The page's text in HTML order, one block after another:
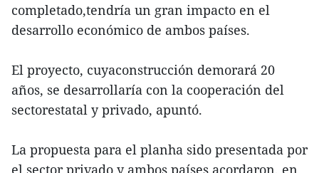
completado,tendría un gran impacto en el
desarrollo económico de ambos países.
El proyecto, cuyaconstrucción demorará 20
años, se desarrollaría con la cooperación del
sectorestatal y privado, apuntó.
La propuesta para el planha sido presentada por
el sector privado y ambos países acordaron, en